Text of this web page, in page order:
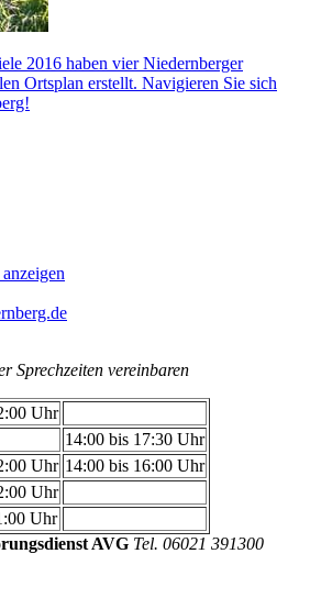
2016 haben vier Niedernberger
Ortsplan erstellt. Navigieren Sie sich
Sprechzeiten vereinbaren
Uhr
14:00 bis 17:30 Uhr
Uhr 14:00 bis 16:00 Uhr
Uhr
Uhr
AVG Tel. 06021 391300